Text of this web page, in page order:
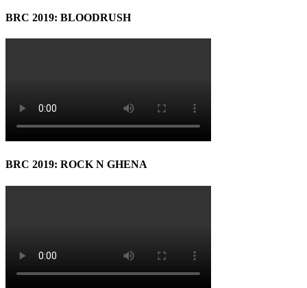
BRC 2019: BLOODRUSH
BRC 2019: ROCK N GHENA